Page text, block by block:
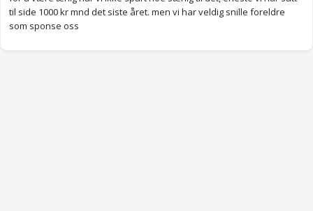
til side 1000 kr mnd det siste året. men vi har veldig snille foreldre
som sponse oss